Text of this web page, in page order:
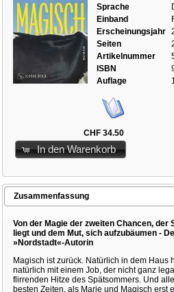
Sprache
Einband
Erscheinungsjahr
Seiten
Artikelnummer
ISBN
Auflage
CHF 34.50
In den Warenkorb
Zusammenfassung
Von der Magie der zweiten Chancen, der
liegt und dem Mut, sich aufzubäumen -
»Nordstadt«-Autorin
Magisch ist zurück. Natürlich in dem Haus
natürlich mit einem Job, der nicht ganz
flirrenden Hitze des Spätsommers. Und
besten Zeiten, als Marie und Magisch erst